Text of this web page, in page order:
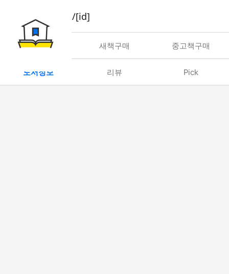
book/rent/[id]
대여 새책구매 중고책구매
도서정보 리뷰 Pick